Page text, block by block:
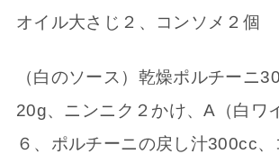
オイル大さじ２、コンソメ２個
（白のソース）乾燥ポルチーニ
20g、ニンニク２かけ、A（白ワ
６、ポルチーニの戻し汁300cc、